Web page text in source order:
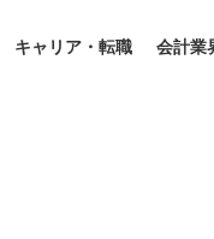
キャリア・転職 会計業